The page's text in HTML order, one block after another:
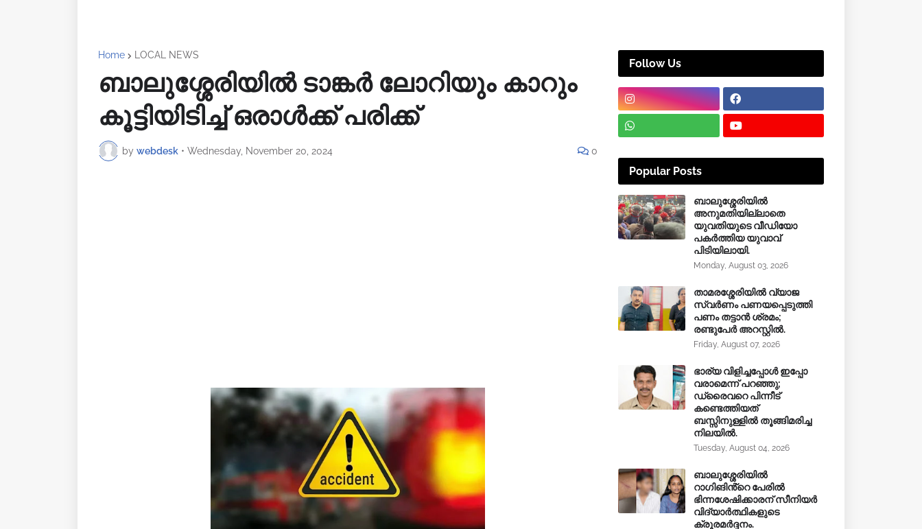
Home LOCAL NEWS
ബാലുശ്ശേരിയിൽ ടാങ്കർ ലോറിയും കാറും
കൂട്ടിയിടിച്ച് ഒരാൾക്ക് പരിക്ക്
by webdesk • Wednesday, November 20, 2024 0
Follow Us
Popular Posts
ബാലുശ്ശേരിയിൽ
അനുമതിയില്ലാതെ
യുവതിയുടെ വീഡിയോ
പകർത്തിയ യുവാവ്
പിടിയിലായി.
Monday, August 03, 2026
താമരശ്ശേരിയിൽ വ്യാജ
സ്വർണം പണയപ്പെടുത്തി
പണം തട്ടാൻ ശ്രമം;
രണ്ടുപേർ അറസ്റ്റിൽ.
Friday, August 07, 2026
ഭാര്യ വിളിച്ചപ്പോള്‍ ഇപ്പോ
വരാമെന്ന് പറഞ്ഞു;
ഡ്രൈവറെ പിന്നീട്
കണ്ടെത്തിയത്
ബസ്സിനുള്ളില്‍ തൂങ്ങിമരിച്ച
നിലയിൽ.
Tuesday, August 04, 2026
ബാലുശ്ശേരിയിൽ
റാഗിങിൻ്റെ പേരിൽ
ഭിന്നശേഷിക്കാരന് സീനിയർ
വിദ്യാർത്ഥികളുടെ
ക്രൂരമര്‍ദ്ദനം.